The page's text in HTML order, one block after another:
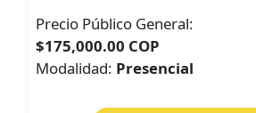
Precio Público General:
$175,000.00 COP
Modalidad: Presencial